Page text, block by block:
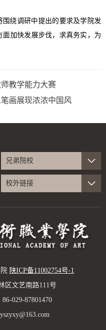
绕调研中提出的要求及学院发
加快发展步伐，求真务实，为
教学能力大赛
画展现浓浓中国风
兄弟院校
校外链接
陕ICP备11002754号-1
文艺南路111号
029-87801470